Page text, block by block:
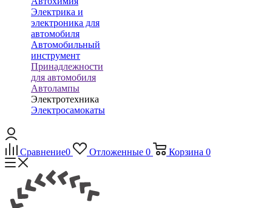
Электрика и
электроника для
автомобиля
Автомобильный
инструмент
Принадлежности
для автомобиля
Автолампы
Электротехника
Электросамокаты
Сравнение0 Отложенные 0 Корзина 0